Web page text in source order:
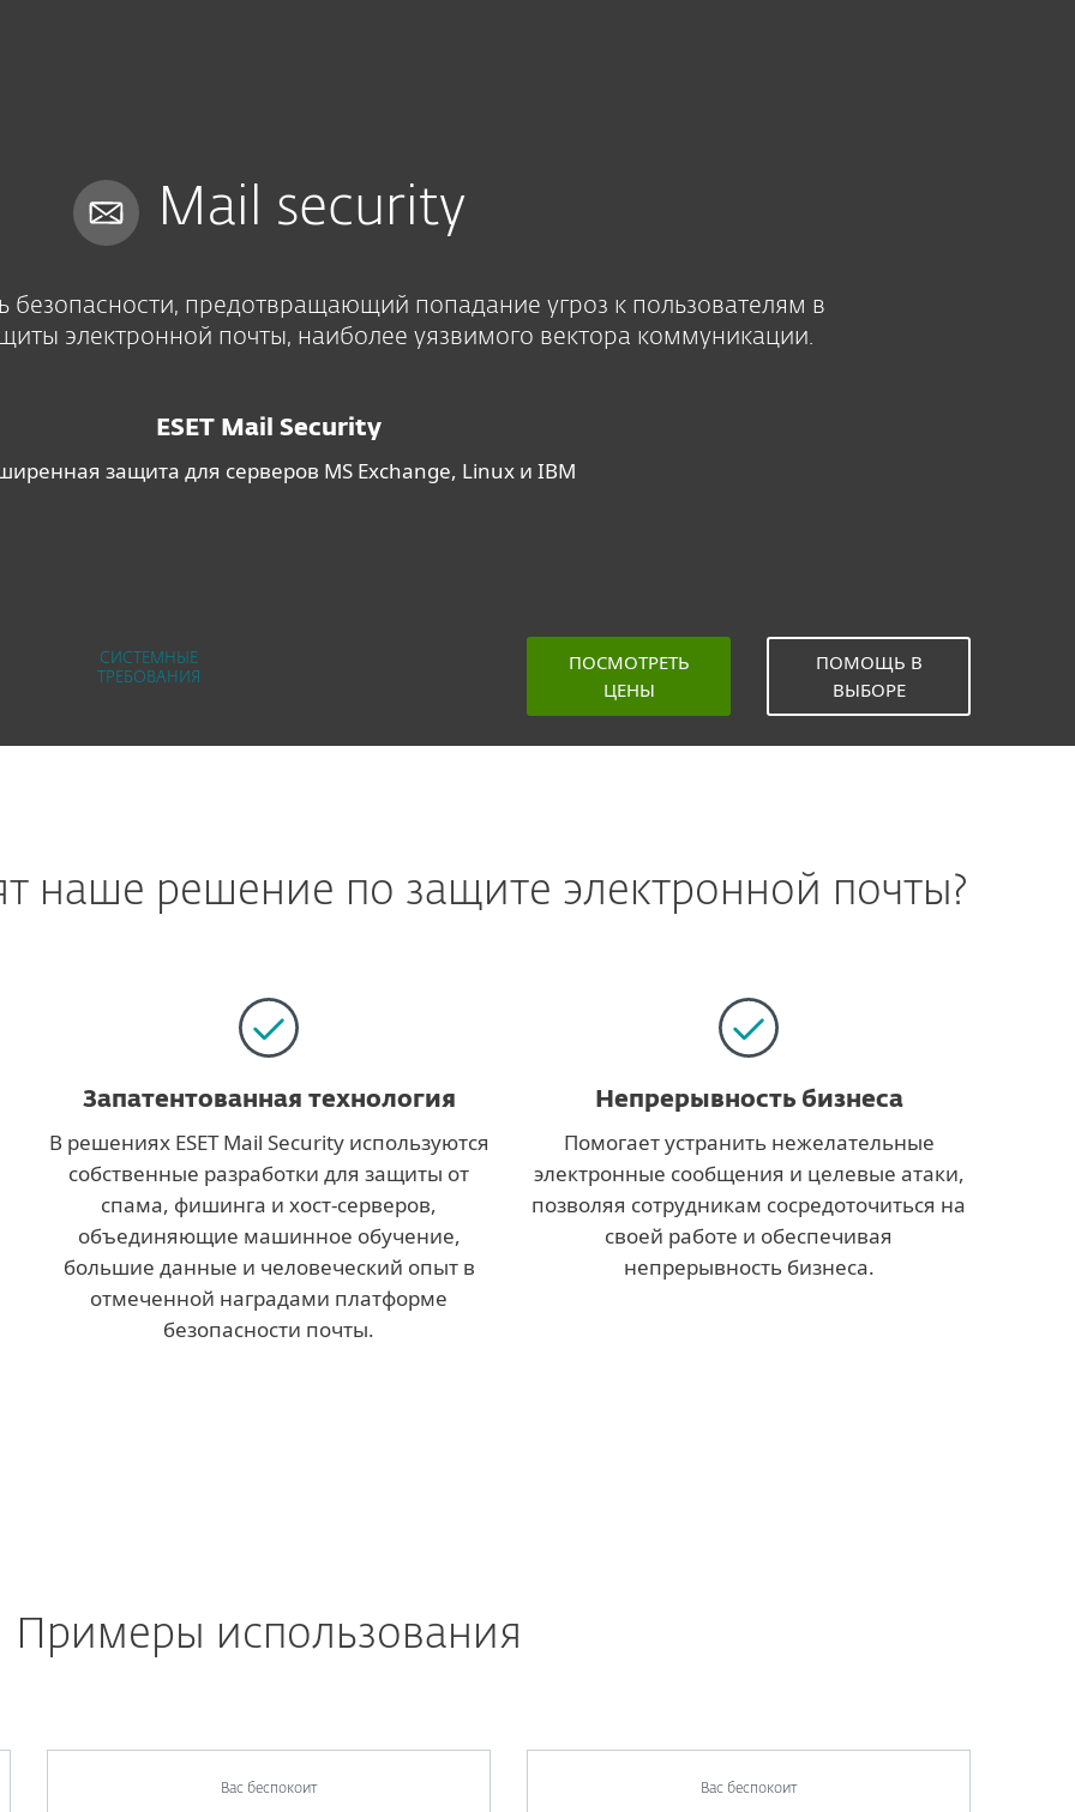
Mail security
безопасности, предотвращающий попадание угроз к пользователям в
электронной почты, наиболее уязвимого вектора коммуникации.
ESET Mail Security
защита для серверов MS Exchange, Linux и IBM
СИСТЕМНЫЕ
ТРЕБОВАНИЯ
ПОСМОТРЕТЬ
ЦЕНЫ
ПОМОЩЬ В
ВЫБОРЕ
наше решение по защите электронной почты?
Запатентованная технология
В решениях ESET Mail Security используются
собственные разработки для защиты от
спама, фишинга и хост-серверов,
объединяющие машинное обучение,
большие данные и человеческий опыт в
отмеченной наградами платформе
безопасности почты.
Непрерывность бизнеса
Помогает устранить нежелательные
электронные сообщения и целевые атаки,
позволяя сотрудникам сосредоточиться на
своей работе и обеспечивая
непрерывность бизнеса.
Примеры использования
Вас беспокоит Вас беспокоит